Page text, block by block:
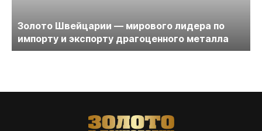
Золото Швейцарии — мирового лидера по
импорту и экспорту драгоценного металла